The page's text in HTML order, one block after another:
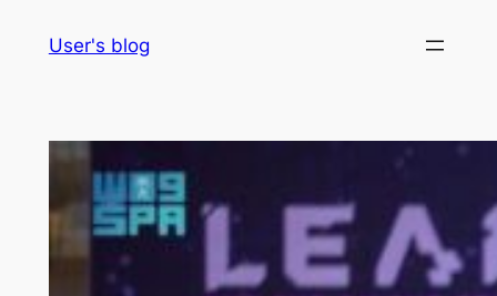
User's blog